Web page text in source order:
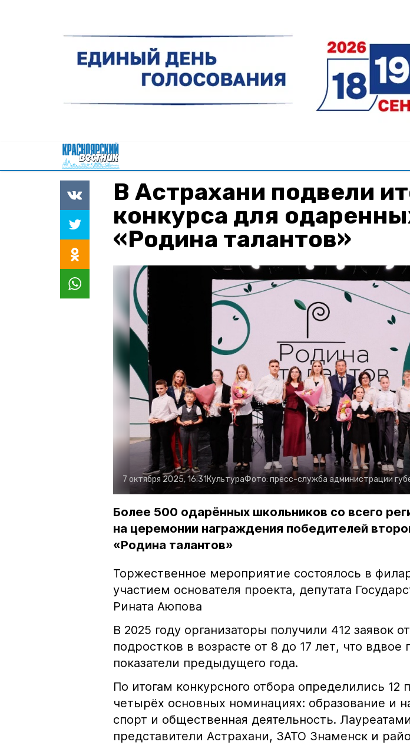
В Астрахани подвели
конкурса для
«Родина талантов»
7 октября 2025, 16:31 КультураФото: пресс-служба администрации
Более 500 одарённых школьников со всего
на церемонии награждения победителей
«Родина талантов»
Торжественное мероприятие состоялось в
участием основателя проекта, депутата
Рината Аюпова
В 2025 году организаторы получили 412 заявок
подростков в возрасте от 8 до 17 лет, что вдвое
показатели предыдущего года.
По итогам конкурсного отбора определились 12
четырёх основных номинациях: образование и
спорт и общественная деятельность.
представители Астрахани, ЗАТО Знаменск и